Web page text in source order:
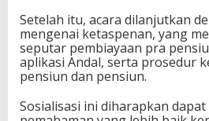
Setelah itu, acara dilanjutkan
mengenai ketaspenan, yang
seputar pembiayaan pra
aplikasi Andal, serta prosedur
pensiun dan pensiun.
Sosialisasi ini diharapkan